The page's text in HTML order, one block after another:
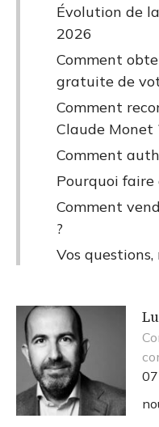
Évolution de
2026
Comment
gratuite de
Comment
Claude Monet
Comment
Pourquoi
Comment
?
Vos questions,